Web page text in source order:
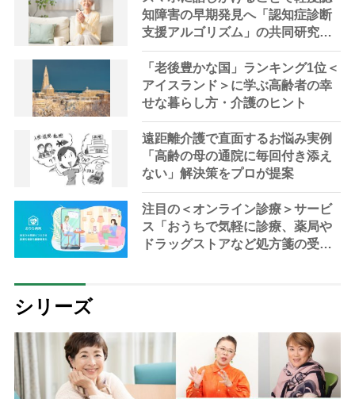
知障害の早期発見へ「認知症診断
支援アルゴリズム」の共同研究・
開発が完了
「老後豊かな国」ランキング1位＜
アイスランド＞に学ぶ高齢者の幸
せな暮らし方・介護のヒント
遠距離介護で直面するお悩み実例
「高齢の母の通院に毎回付き添え
ない」解決策をプロが提案
注目の＜オンライン診療＞サービ
ス「おうちで気軽に診療、薬局や
ドラッグストアなど処方箋の受け
シリーズ